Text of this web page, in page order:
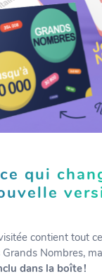
qui
contient tout
Nombres,
dans la boîte !